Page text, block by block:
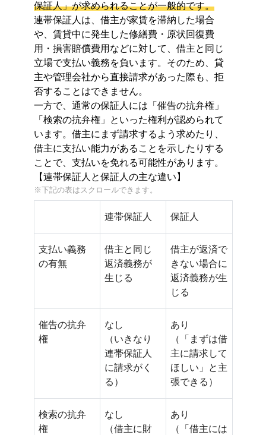
保証人」が求められることが一般的です。
連帯保証人は、借主が家賃を滞納した場合
や、賃貸中に発生した修繕費・原状回復費
用・損害賠償費用などに対して、借主と同じ
立場で支払い義務を負います。そのため、貸
主や管理会社から直接請求があった際も、拒
否することはできません。
一方で、通常の保証人には「催告の抗弁権」
「検索の抗弁権」といった権利が認められて
います。借主にまず請求するよう求めたり、
借主に支払い能力があることを示したりする
ことで、支払いを免れる可能性があります。
【連帯保証人と保証人の主な違い】
連帯保証人 保証人
支払い義務
の有無
借主と同じ
返済義務が
生じる
借主が返済で
きない場合に
返済義務が生
じる
催告の抗弁
権
なし
（いきなり
連帯保証人
に請求がく
る）
あり
（「まずは借
主に請求して
ほしい」と主
張できる）
検索の抗弁
権
なし
（借主に財
あり
（「借主には